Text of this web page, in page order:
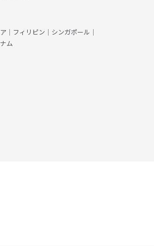
｜ フィリピン ｜ シンガポール ｜
ム